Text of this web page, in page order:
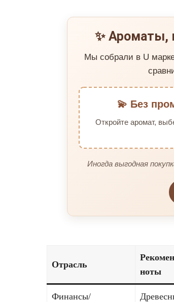
✨ Ароматы,
Мы собрали в U
💫 Без
Откройте аромат,
Иногда выгодная
Отрасль
ноты
Финансы/